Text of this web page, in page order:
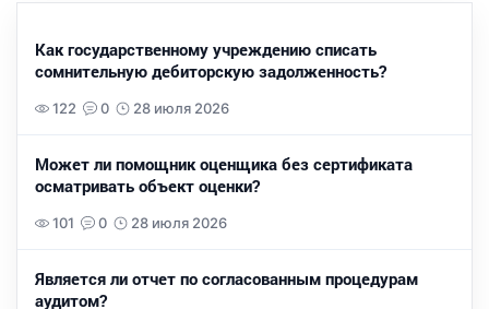
Как государственному учреждению списать
сомнительную дебиторскую задолженность?
122 0 28 июля 2026
Может ли помощник оценщика без сертификата
осматривать объект оценки?
101 0 28 июля 2026
Является ли отчет по согласованным процедурам
аудитом?